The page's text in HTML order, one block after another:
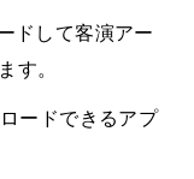
ドして客演アー
す。
ードできるアプ